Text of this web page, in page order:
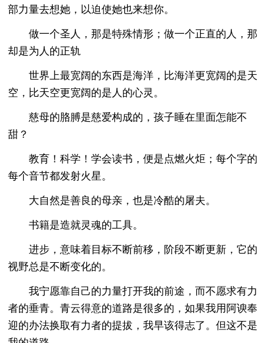
部力量去想她，以迫使她也来想你。
做一个圣人，那是特殊情形；做一个正直的人，那
却是为人的正轨
世界上最宽阔的东西是海洋，比海洋更宽阔的是天
空，比天空更宽阔的是人的心灵。
慈母的胳膊是慈爱构成的，孩子睡在里面怎能不
甜？
教育！科学！学会读书，便是点燃火炬；每个字的
每个音节都发射火星。
大自然是善良的母亲，也是冷酷的屠夫。
书籍是造就灵魂的工具。
进步，意味着目标不断前移，阶段不断更新，它的
视野总是不断变化的。
我宁愿靠自己的力量打开我的前途，而不愿求有力
者的垂青。青云得意的道路是很多的，如果我用阿谀奉
迎的办法换取有力者的提拔，我早该得志了。但这不是